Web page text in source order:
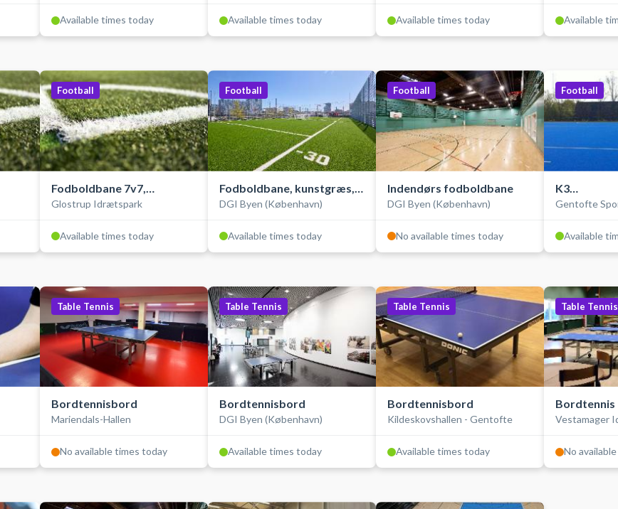
Available times today Available times today Available times today Available
Football
Fodboldbane 7v7,
kunstgræs, ude
Glostrup Idrætspark
Available times today
Football
Fodboldbane, kunstgræs,
udendørs
DGI Byen (København)
Available times today
Football
Indendørs fodboldbane
DGI Byen (København)
No available times today
Football
K3
Hockey-/
Gentofte
Available
Table Tennis
Bordtennisbord
Mariendals-Hallen
No available times today
Table Tennis
Bordtennisbord
DGI Byen (København)
Available times today
Table Tennis
Bordtennisbord
Kildeskovshallen - Gentofte
Available times today
Table Tennis
Bordtennis
Vestamager
No